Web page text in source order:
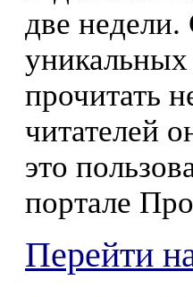
две недели.
уникальных
прочитать
читателей
это
портале
Перейти